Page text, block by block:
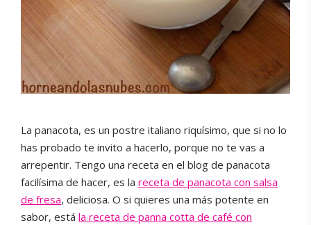
La panacota, es un postre italiano riquísimo, que si no lo
has probado te invito a hacerlo, porque no te vas a
arrepentir. Tengo una receta en el blog de panacota
facilísima de hacer, es la receta de panacota con salsa
de fresa, deliciosa. O si quieres una más potente en
sabor, está la receta de panna cotta de café con